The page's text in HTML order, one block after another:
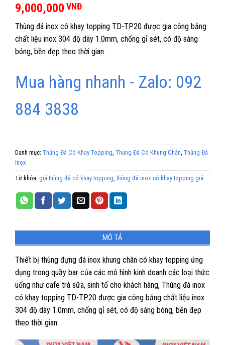
9,000,000 VNĐ
Thùng đá inox có khay topping TD-TP20 được gia công bằng
chất liệu inox 304 độ dày 1.0mm, chống gỉ sét, có độ sáng
bóng, bền đẹp theo thời gian.
Mua hàng nhanh - Zalo: 092
884 3838
Danh mục: Thùng Đá Có Khay Topping Thùng Đá Có Khung Chân Thùng Đá
Inox
Từ khóa: giá thùng đá có khay topping ,thùng đá inox có khay topping giá
MÔ TẢ
Thiết bị thùng đựng đá inox khung chân có khay topping ứng
dụng trong quầy bar của các mô hình kinh doanh các loại thức
uống như cafe trà sữa, sinh tố cho khách hàng, Thùng đá inox
có khay topping TD-TP20 được gia công bằng chất liệu inox
304 độ dày 1.0mm, chống gỉ sét, có độ sáng bóng, bền đẹp
theo thời gian.